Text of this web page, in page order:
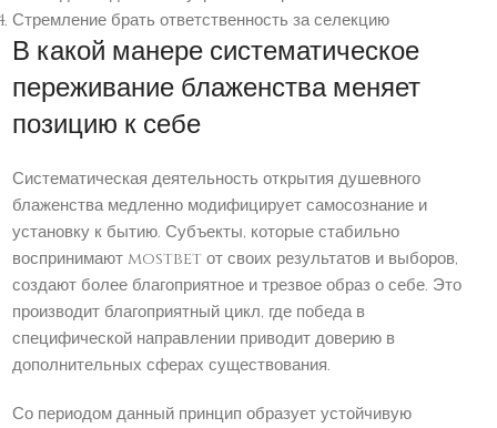
Стремление брать ответственность за селекцию
В какой манере систематическое
переживание блаженства меняет
позицию к себе
Систематическая деятельность открытия душевного
блаженства медленно модифицирует самосознание и
установку к бытию. Субъекты, которые стабильно
воспринимают mostbet от своих результатов и выборов,
создают более благоприятное и трезвое образ о себе. Это
производит благоприятный цикл, где победа в
специфической направлении приводит доверию в
дополнительных сферах существования.
Со периодом данный принцип образует устойчивую